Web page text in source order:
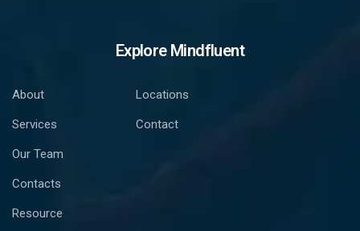
Explore Mindfluent
About
Services
Our Team
Contacts
Resource
Locations
Contact